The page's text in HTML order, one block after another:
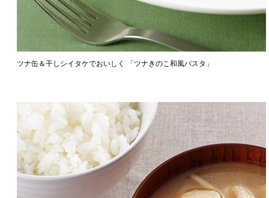
ツナ缶＆干しシイタケでおいしく 「ツナきのこ和風パスタ」